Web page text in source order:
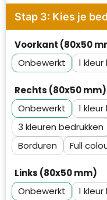
Stap 3: Kies je
Voorkant (80x50
Onbewerkt
1
Rechts (80x50 mm)
Onbewerkt
1
3
Borduren
Full
Links (80x50 mm)
Onbewerkt
1